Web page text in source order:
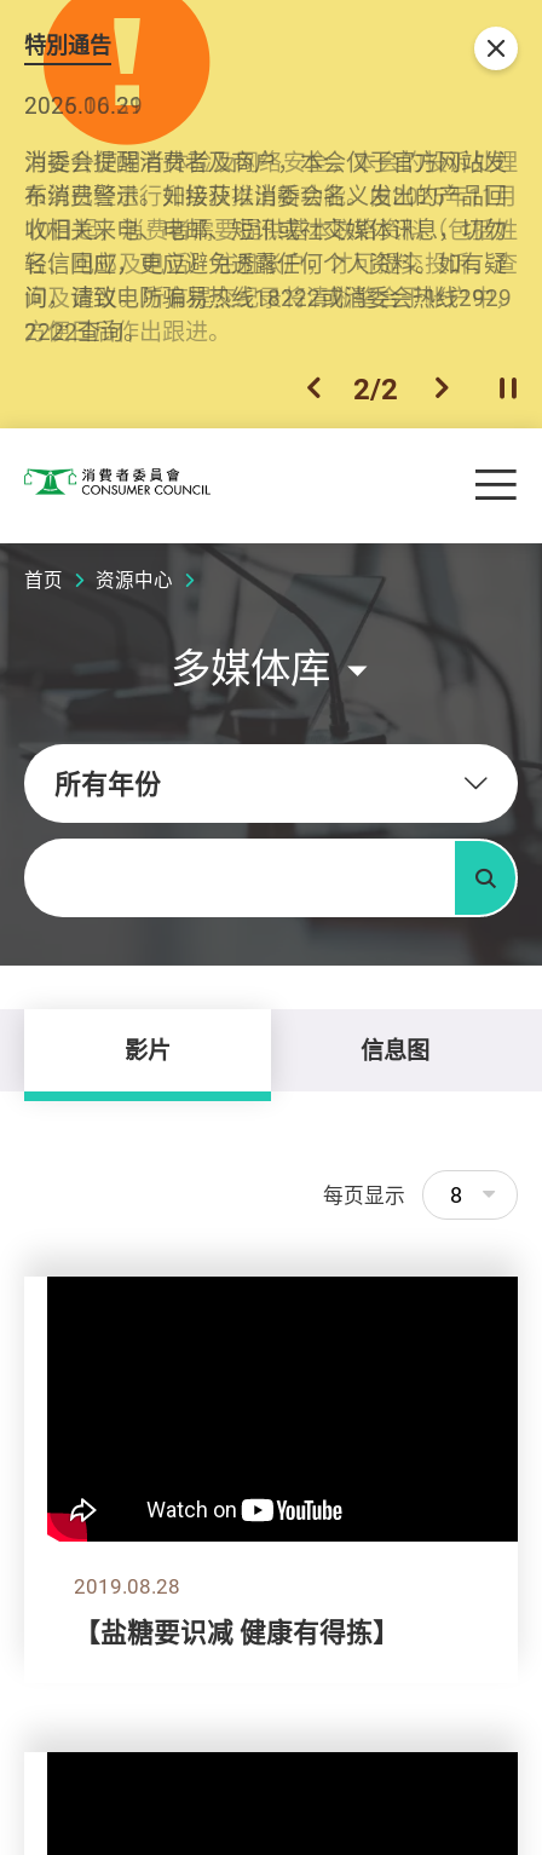
特別通告
2026.06.29
消委会提醒消费者及商户，本会仅于官方网站发
布消费警示。如接获以消委会名义发出的产品回
收相关来电、电邮、短讯或社交媒体讯息，切勿
轻信回应，更应避免透露任何个人资料。如有疑
问，请致电防骗易热线18222或消委会热线2929
2222查询。
2025.10.31
为提升使用者体验及网络安全，本会的投诉处理
系统已经进行升级及推出新功能。由2025年11月
10日起，消费者需要提供基本联络资料（包括姓
名、电邮及电话）注册帐户，才可提交投诉、查
询及建议。所有提交纪录将清晰整合于帐户中，
方便日后作出跟进。
上一个
2/2 下一个开
关闭
消费者委员会 目
首页 资源中心
多媒体库
所有年份
关键字
搜寻
影片 信息图
每页显示 8
2019.08.28
【盐糖要识减 健康有得拣】